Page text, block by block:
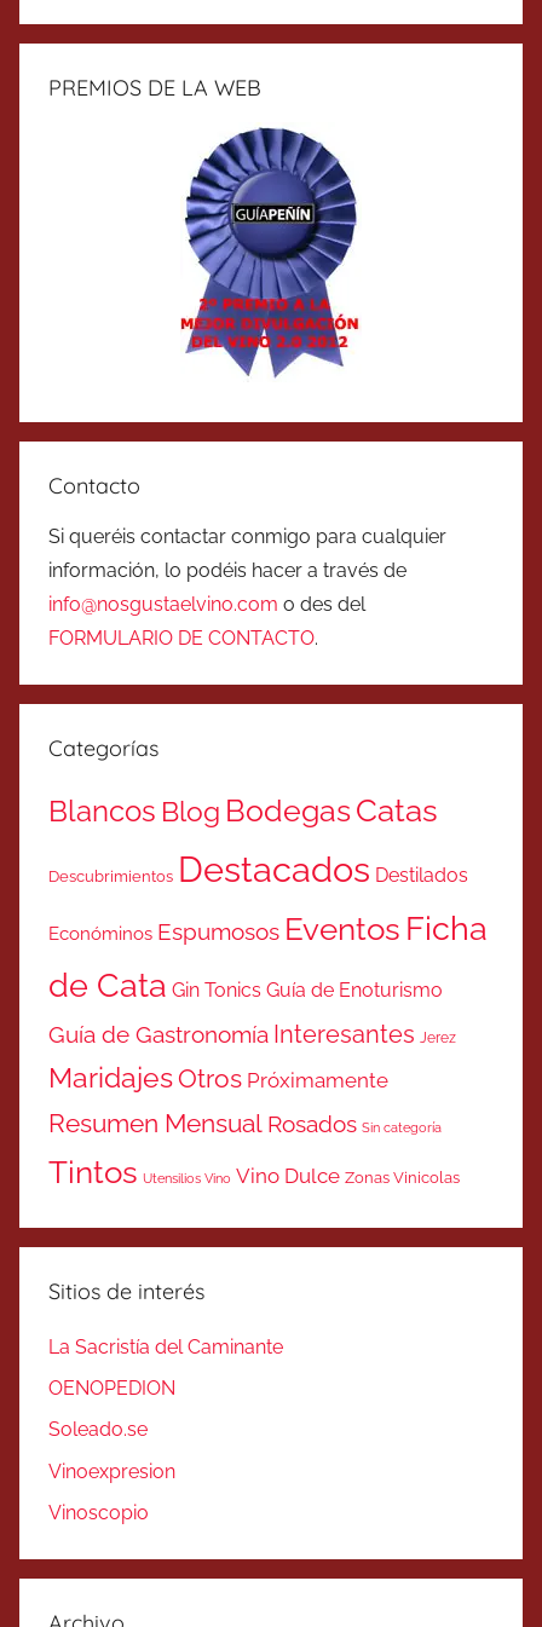
PREMIOS DE LA WEB
Contacto
Si queréis contactar conmigo para cualquier
información, lo podéis hacer a través de
info@nosgustaelvino.com o des del
FORMULARIO DE CONTACTO.
Categorías
Blancos Blog BodegasCatas
Descubrimientos Destacados Destilados
Económinos Espumosos Eventos Ficha
de Cata Gin Tonics Guía de Enoturismo
Guía de Gastronomía Interesantes Jerez
MaridajesOtros Próximamente
Resumen Mensual Rosados Sin categoría
Tintos Utensilios Vino Vino Dulce Zonas Vinicolas
Sitios de interés
La Sacristía del Caminante
OENOPEDION
Soleado.se
Vinoexpresion
Vinoscopio